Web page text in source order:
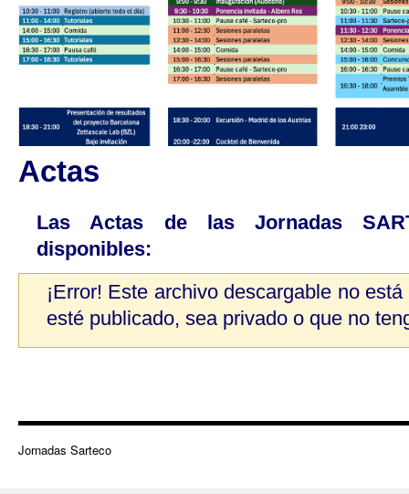
Actas
Las Actas de las Jornadas
disponibles:
¡Error! Este archivo descargable no
esté publicado, sea privado o que no
Jornadas Sarteco